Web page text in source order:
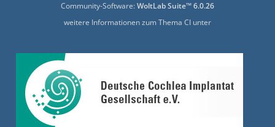
Community-Software:WoltLab Suite™ 6.0.26
weitere Informationen zum Thema CI unter